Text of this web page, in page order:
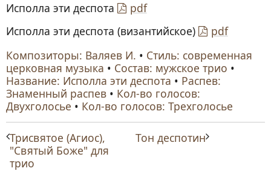
Исполла эти деспота
pdf
Исполла эти деспота (византийское)
pdf
Композиторы: Валяев И. • Стиль: современная
церковная музыка • Состав: мужское трио •
Название: Исполла эти деспота • Распев:
Знаменный распев • Кол-во голосов:
Двухголосье • Кол-во голосов: Трехголосье
Трисвятое (Агиос),
"Святый Боже" для
трио
Тон деспотин